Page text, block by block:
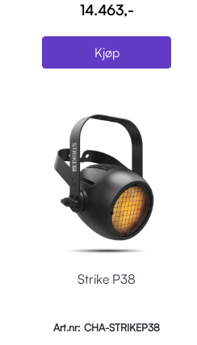
14.463,-
Kjøp
Strike P38
Art.nr: CHA-STRIKEP38